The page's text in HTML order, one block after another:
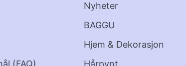
(FAQ)
Nyheter
BAGGU
Hjem & Dekorasjon
Hårpynt